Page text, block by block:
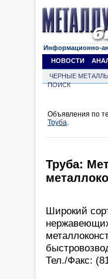
Информационно-
НОВОСТИ
ЧЕРНЫЕ
ПОИСК
Объявления по
Труба.
Труба:
Широкий
Тел./Факс: